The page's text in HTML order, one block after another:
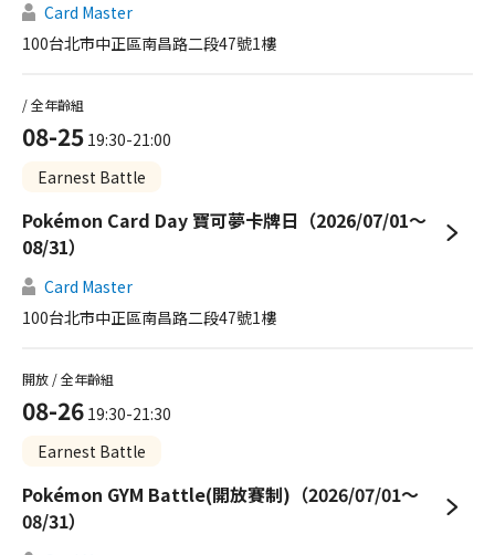
Card Master
100台北市中正區南昌路二段47號1樓
08-25 19:30-21:00
Earnest Battle
/ 全年齡組
Pokémon Card Day 寶可夢卡牌日（2026/07/01～
08/31）
Card Master
100台北市中正區南昌路二段47號1樓
08-26 19:30-21:30
Earnest Battle
開放 / 全年齡組
Pokémon GYM Battle(開放賽制)（2026/07/01～
08/31）